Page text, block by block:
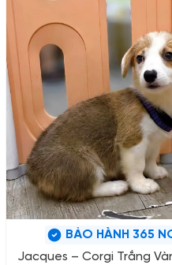
BẢO HÀNH 365
Jacques – Corgi Trắng